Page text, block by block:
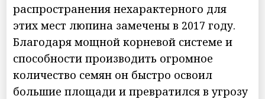
распространения нехарактерного для
этих мест люпина замечены в 2017 году.
Благодаря мощной корневой системе и
способности производить огромное
количество семян он быстро освоил
большие площади и превратился в угрозу